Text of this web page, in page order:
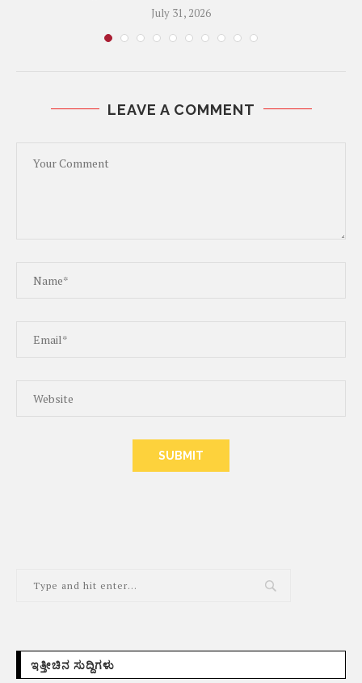
July 31, 2026
LEAVE A COMMENT
ಇತ್ತೀಚಿನ ಸುದ್ದಿಗಳು